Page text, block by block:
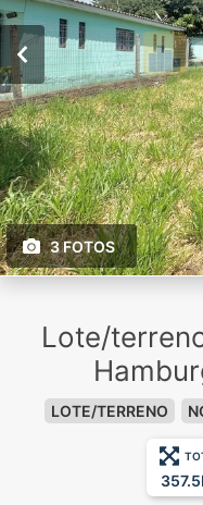
3 FOTOS
Lote/
LOTE/TERRENO